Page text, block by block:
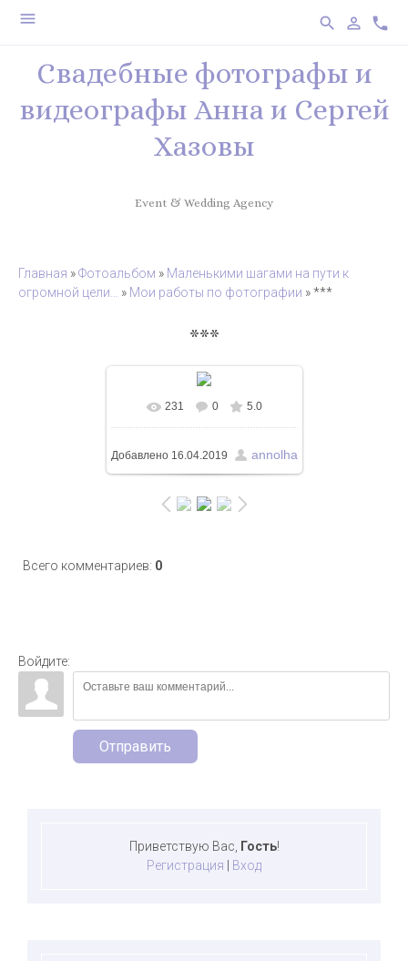
menu search person_outline phone
Свадебные фотографы и
видеографы Анна и Сергей
Хазовы
Event & Wedding Agency
Главная »Фотоальбом » Маленькими шагами на пути к
огромной цели…
» Мои работы по фотографии » ***
***
В реальном размере
1600x1067/ 338.9Kb
231 0 5.0
Добавлено16.04.2019 annolha
Всего комментариев: 0
Войдите:
Отправить
Приветствую Вас Гость!
Регистрация
Вход